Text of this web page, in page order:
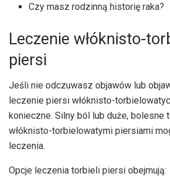
Czy masz rodzinną historię raka?
Leczenie włóknisto-
piersi
Jeśli nie odczuwasz objawów lub
leczenie piersi włóknisto-
konieczne. Silny ból lub duże, bolesne
włóknisto-torbielowatymi piersiami
leczenia.
Opcje leczenia torbieli piersi obejmują: